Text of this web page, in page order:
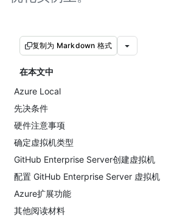
复制为 Markdown 格式
在本文中
Azure Local
先决条件
硬件注意事项
确定虚拟机类型
GitHub Enterprise Server创建虚拟机
配置 GitHub Enterprise Server 虚拟机
Azure扩展功能
其他阅读材料